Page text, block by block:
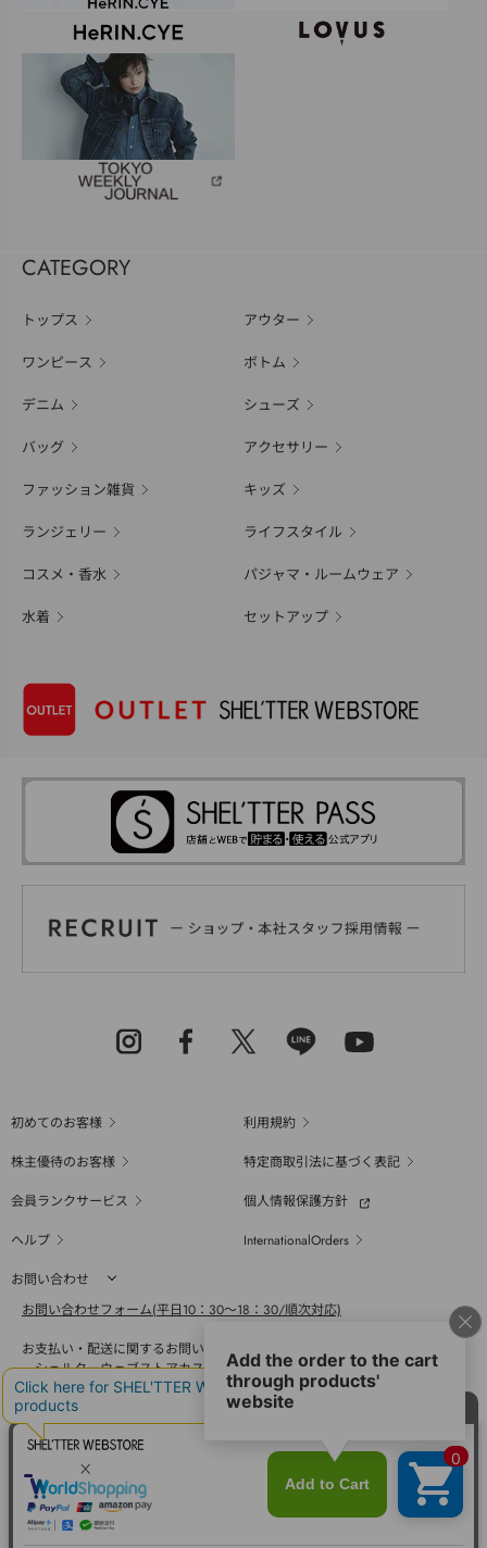
CATEGORY
トップス アウター
ワンピース ボトム
デニム シューズ
バッグ アクセサリー
ファッション雑貨 キッズ
ランジェリー ライフスタイル
コスメ・香水 パジャマ・ルームウェア
水着 セットアップ
初めてのお客様
利用規約
株主優待のお客様
特定商取引法に基づく表記
会員ランクサービス
個人情報保護方針
ヘルプ
InternationalOrders
お問い合わせ
お問い合わせフォーム(平日10：30～18：30/順次対応)
お支払い・配送に関するお問い合わせ（平日10：30～18：00）
シェルターウェブストアカスタマーセンター
0800-123-6820
商品の素材、サイズ、仕様等に関するお問い合せ（平日10：30～18：00）
バロックジャパンリミテッドコールセンター
03-6730-9191
BAROQUE JAPAN LIMITED
採用情報